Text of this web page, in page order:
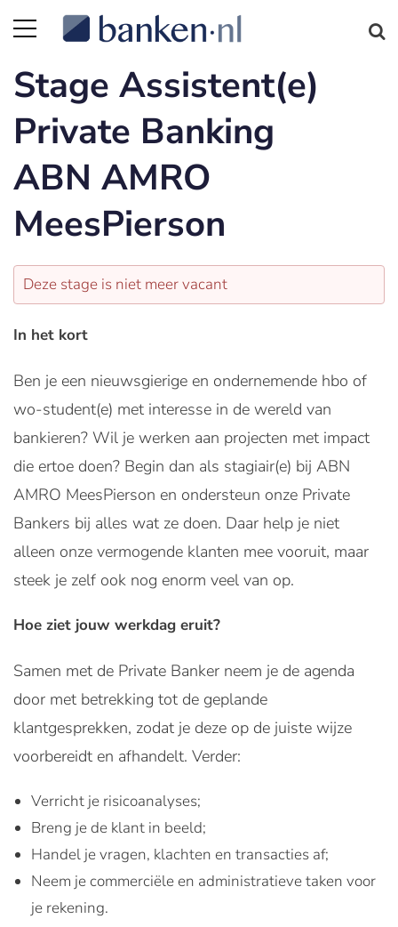
Stage Assistent(e)
Private Banking
ABN AMRO
MeesPierson
Deze stage is niet meer vacant
In het kort
Ben je een nieuwsgierige en ondernemende hbo of
wo-student(e) met interesse in de wereld van
bankieren? Wil je werken aan projecten met impact
die ertoe doen? Begin dan als stagiair(e) bij ABN
AMRO MeesPierson en ondersteun onze Private
Bankers bij alles wat ze doen. Daar help je niet
alleen onze vermogende klanten mee vooruit, maar
steek je zelf ook nog enorm veel van op.
Hoe ziet jouw werkdag eruit?
Samen met de Private Banker neem je de agenda
door met betrekking tot de geplande
klantgesprekken, zodat je deze op de juiste wijze
voorbereidt en afhandelt. Verder:
Verricht je risicoanalyses;
Breng je de klant in beeld;
Handel je vragen, klachten en transacties af;
Neem je commerciële en administratieve taken voor
je rekening.